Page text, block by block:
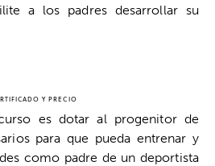
a los padres desarrollar su
Y PRECIO
es dotar al progenitor de
para que pueda entrenar y
como padre de un deportista